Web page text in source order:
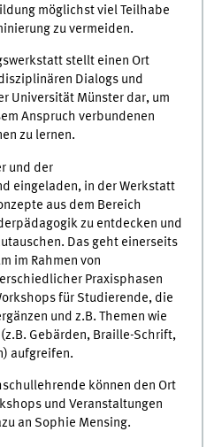
möglichst viel Teilhabe
zu vermeiden.
stellt einen Ort
Dialogs und
Universität Münster dar, um
Anspruch verbundenen
zu lernen.
und der
eingeladen, in der Werkstatt
aus dem Bereich
zu entdecken und
Das geht einerseits
im Rahmen von
Praxisphasen
für Studierende, die
und z.B. Themen wie
Gebärden, Braille-Schrift,
aufgreifen.
können den Ort
und Veranstaltungen
an Sophie Mensing.